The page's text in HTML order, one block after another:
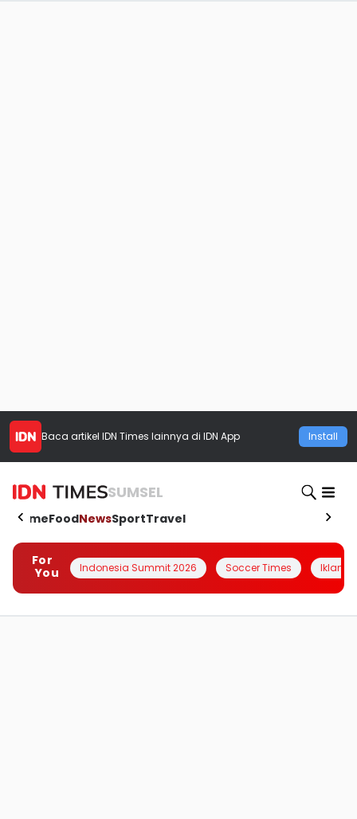
Baca artikel IDN Times lainnya di IDN App Install
SUMSEL
HomeFoodNewsSportTravel
For
You
Indonesia Summit 2026 Soccer Times Iklanin